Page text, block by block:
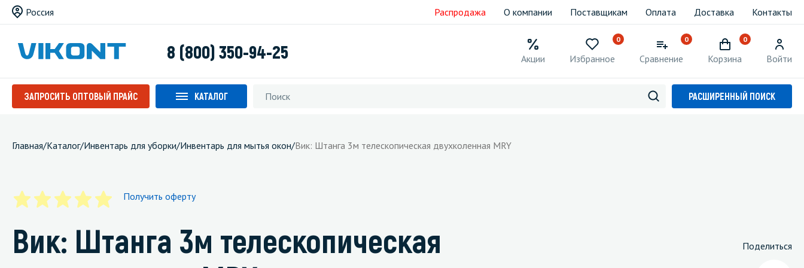
Россия Распродажа О компании Поставщикам Оплата Доставка Контакты
8 (800) 350-94-25 Акции
0
Избранное
0
Сравнение
0
Корзина Войти
ЗАПРОСИТЬ ОПТОВЫЙ ПРАЙС КАТАЛОГ РАСШИРЕННЫЙ ПОИСК
Главная/Каталог/Инвентарь для уборки/Инвентарь для мытья окон/Вик: Штанга 3м телескопическая двухколенная MRY
Получить оферту
Поделиться
Вик: Штанга 3м телескопическая